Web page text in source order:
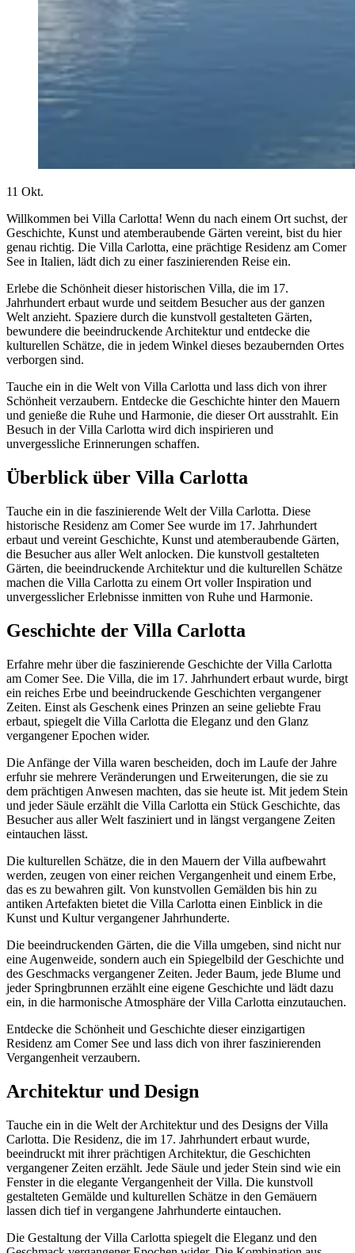
11 Okt.
Willkommen bei Villa Carlotta! Wenn du nach einem Ort suchst, der
Geschichte, Kunst und atemberaubende Gärten vereint, bist du hier
genau richtig. Die Villa Carlotta, eine prächtige Residenz am Comer
See in Italien, lädt dich zu einer faszinierenden Reise ein.
Erlebe die Schönheit dieser historischen Villa, die im 17.
Jahrhundert erbaut wurde und seitdem Besucher aus der ganzen
Welt anzieht. Spaziere durch die kunstvoll gestalteten Gärten,
bewundere die beeindruckende Architektur und entdecke die
kulturellen Schätze, die in jedem Winkel dieses bezaubernden Ortes
verborgen sind.
Tauche ein in die Welt von Villa Carlotta und lass dich von ihrer
Schönheit verzaubern. Entdecke die Geschichte hinter den Mauern
und genieße die Ruhe und Harmonie, die dieser Ort ausstrahlt. Ein
Besuch in der Villa Carlotta wird dich inspirieren und
unvergessliche Erinnerungen schaffen.
Überblick über Villa Carlotta
Tauche ein in die faszinierende Welt der Villa Carlotta. Diese
historische Residenz am Comer See wurde im 17. Jahrhundert
erbaut und vereint Geschichte, Kunst und atemberaubende Gärten,
die Besucher aus aller Welt anlocken. Die kunstvoll gestalteten
Gärten, die beeindruckende Architektur und die kulturellen Schätze
machen die Villa Carlotta zu einem Ort voller Inspiration und
unvergesslicher Erlebnisse inmitten von Ruhe und Harmonie.
Geschichte der Villa Carlotta
Erfahre mehr über die faszinierende Geschichte der Villa Carlotta
am Comer See. Die Villa, die im 17. Jahrhundert erbaut wurde, birgt
ein reiches Erbe und beeindruckende Geschichten vergangener
Zeiten. Einst als Geschenk eines Prinzen an seine geliebte Frau
erbaut, spiegelt die Villa Carlotta die Eleganz und den Glanz
vergangener Epochen wider.
Die Anfänge der Villa waren bescheiden, doch im Laufe der Jahre
erfuhr sie mehrere Veränderungen und Erweiterungen, die sie zu
dem prächtigen Anwesen machten, das sie heute ist. Mit jedem Stein
und jeder Säule erzählt die Villa Carlotta ein Stück Geschichte, das
Besucher aus aller Welt fasziniert und in längst vergangene Zeiten
eintauchen lässt.
Die kulturellen Schätze, die in den Mauern der Villa aufbewahrt
werden, zeugen von einer reichen Vergangenheit und einem Erbe,
das es zu bewahren gilt. Von kunstvollen Gemälden bis hin zu
antiken Artefakten bietet die Villa Carlotta einen Einblick in die
Kunst und Kultur vergangener Jahrhunderte.
Die beeindruckenden Gärten, die die Villa umgeben, sind nicht nur
eine Augenweide, sondern auch ein Spiegelbild der Geschichte und
des Geschmacks vergangener Zeiten. Jeder Baum, jede Blume und
jeder Springbrunnen erzählt eine eigene Geschichte und lädt dazu
ein, in die harmonische Atmosphäre der Villa Carlotta einzutauchen.
Entdecke die Schönheit und Geschichte dieser einzigartigen
Residenz am Comer See und lass dich von ihrer faszinierenden
Vergangenheit verzaubern.
Architektur und Design
Tauche ein in die Welt der Architektur und des Designs der Villa
Carlotta. Die Residenz, die im 17. Jahrhundert erbaut wurde,
beeindruckt mit ihrer prächtigen Architektur, die Geschichten
vergangener Zeiten erzählt. Jede Säule und jeder Stein sind wie ein
Fenster in die elegante Vergangenheit der Villa. Die kunstvoll
gestalteten Gemälde und kulturellen Schätze in den Gemäuern
lassen dich tief in vergangene Jahrhunderte eintauchen.
Die Gestaltung der Villa Carlotta spiegelt die Eleganz und den